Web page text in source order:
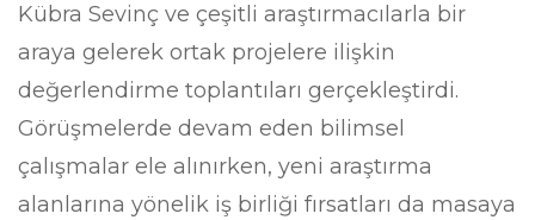
Kübra Sevinç ve çeşitli araştırmacılarla bir
araya gelerek ortak projelere ilişkin
değerlendirme toplantıları gerçekleştirdi.
Görüşmelerde devam eden bilimsel
çalışmalar ele alınırken, yeni araştırma
alanlarına yönelik iş birliği fırsatları da masaya